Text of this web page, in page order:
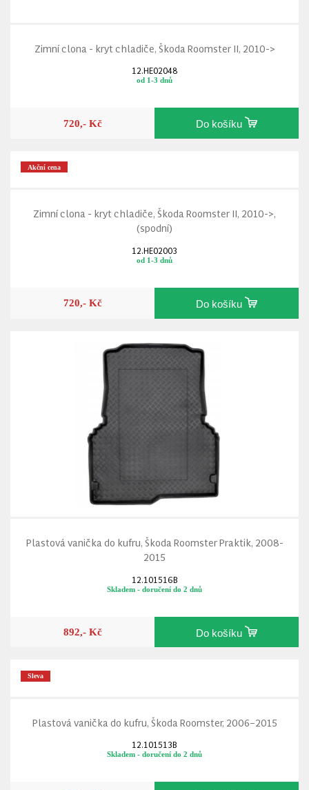
Zimní clona - kryt chladiče, Škoda Roomster II, 2010->
12.HE02048
od 1-3 dnů
720,- Kč Do košíku
Akční cena
Zimní clona - kryt chladiče, Škoda Roomster II, 2010->,
(spodní)
12.HE02003
od 1-3 dnů
720,- Kč Do košíku
Plastová vanička do kufru, Škoda Roomster Praktik, 2008-
2015
12.101516B
Skladem - doručení do 2 dnů
892,- Kč Do košíku
Sleva
Plastová vanička do kufru, Škoda Roomster, 2006–2015
12.101513B
Skladem - doručení do 2 dnů